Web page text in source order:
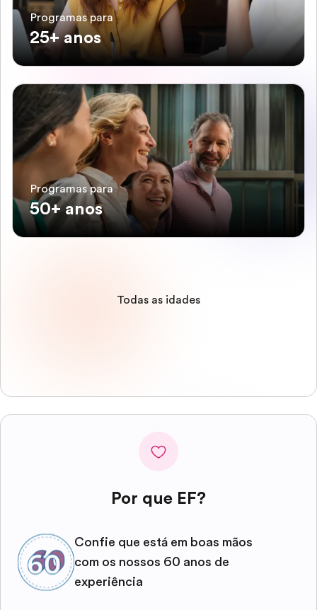
Programas para
25+ anos
Programas para
50+ anos
Todas as idades
Por que EF?
Confie que está em boas mãos
com os nossos 60 anos de
experiência